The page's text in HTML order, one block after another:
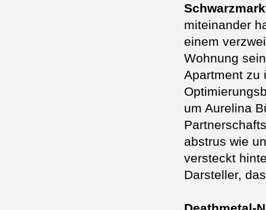
miteinander
einem
Wohnung
Apartment zu
um Aurelina
abstrus wie
versteckt
Darsteller,